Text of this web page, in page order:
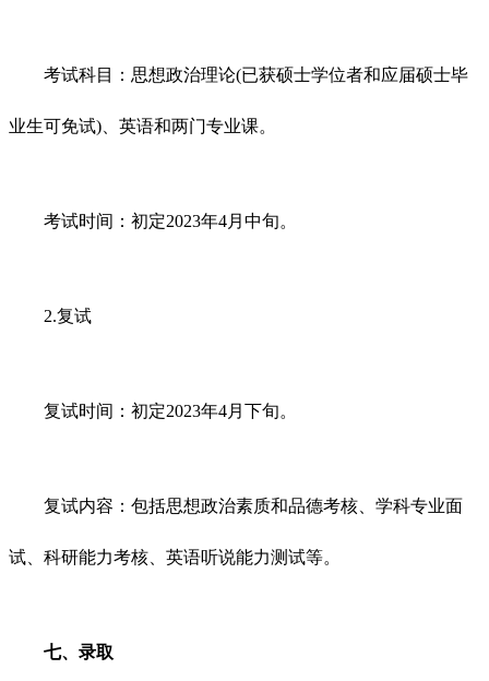
考试科目：思想政治理论(已获硕士学位者和应届硕士毕
业生可免试)、英语和两门专业课。
考试时间：初定2023年4月中旬。
2.复试
复试时间：初定2023年4月下旬。
复试内容：包括思想政治素质和品德考核、学科专业面
试、科研能力考核、英语听说能力测试等。
七、录取